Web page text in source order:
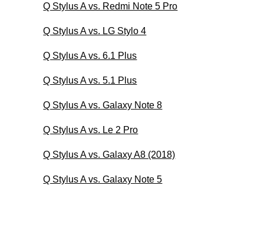
Q Stylus A vs. Redmi Note 5 Pro
Q Stylus A vs. LG Stylo 4
Q Stylus A vs. 6.1 Plus
Q Stylus A vs. 5.1 Plus
Q Stylus A vs. Galaxy Note 8
Q Stylus A vs. Le 2 Pro
Q Stylus A vs. Galaxy A8 (2018)
Q Stylus A vs. Galaxy Note 5